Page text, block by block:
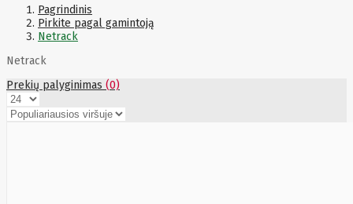
Aqara
Arctic
Armac
ASM
Asrock
Assmann
ASSMANN
Astroenergy
Pagrindinis
Pirkite pagal gamintoją
Netrack
Netrack
Prekių palyginimas (0)